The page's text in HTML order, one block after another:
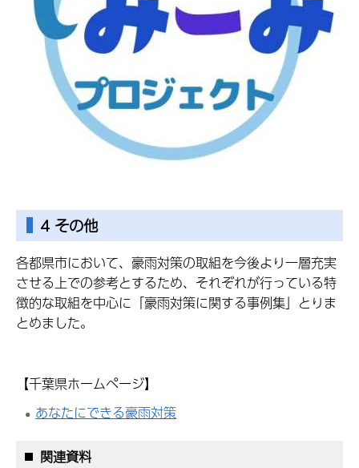
4 その他
各都県市において、豪雨対策の取組を今後より一層充実
させる上での参考とするため、それぞれが行っている特
徴的な取組を中心に「豪雨対策に関する事例集」とりま
とめました。
【千葉県ホームページ】
あなたにできる豪雨対策
関連資料